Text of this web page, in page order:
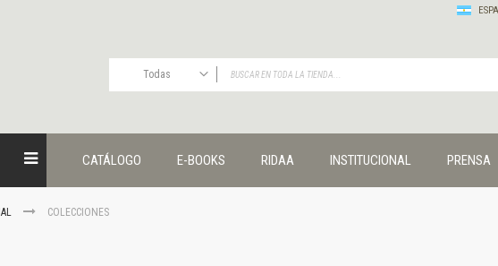
Todas
Publicaciones
Editorial
CATÁLOGO E-BOOKS RIDAA INSTITUCIONAL PRENSA
COLECCIONES